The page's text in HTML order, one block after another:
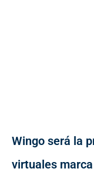
Wingo será la
virtuales